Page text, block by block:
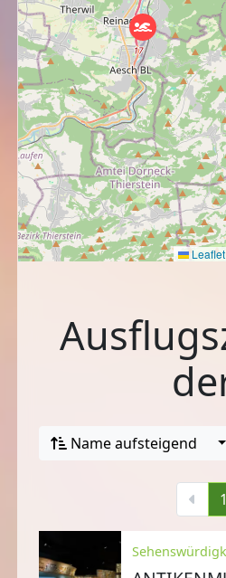
Leaflet
Name aufsteigend
1